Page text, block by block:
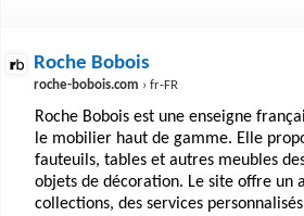
Roche Bobois
roche-bobois.com › fr-FR
Roche Bobois est une enseigne
le mobilier haut de gamme. Elle
fauteuils, tables et autres meubles
objets de décoration. Le site offre un
collections, des services